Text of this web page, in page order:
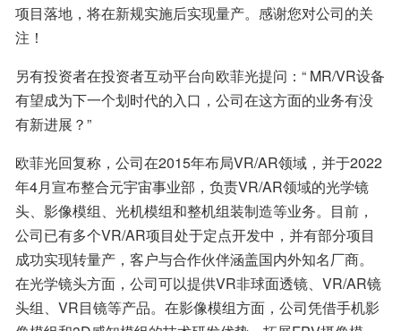
项目落地，将在新规实施后实现量产。感谢您对公司的关
注！
另有投资者在投资者互动平台向欧菲光提问：“ MR/VR设备
有望成为下一个划时代的入口，公司在这方面的业务有没
有新进展？”
欧菲光回复称，公司在2015年布局VR/AR领域，并于2022
年4月宣布整合元宇宙事业部，负责VR/AR领域的光学镜
头、影像模组、光机模组和整机组装制造等业务。目前，
公司已有多个VR/AR项目处于定点开发中，并有部分项目
成功实现转量产，客户与合作伙伴涵盖国内外知名厂商。
在光学镜头方面，公司可以提供VR非球面透镜、VR/AR镜
头组、VR目镜等产品。在影像模组方面，公司凭借手机影